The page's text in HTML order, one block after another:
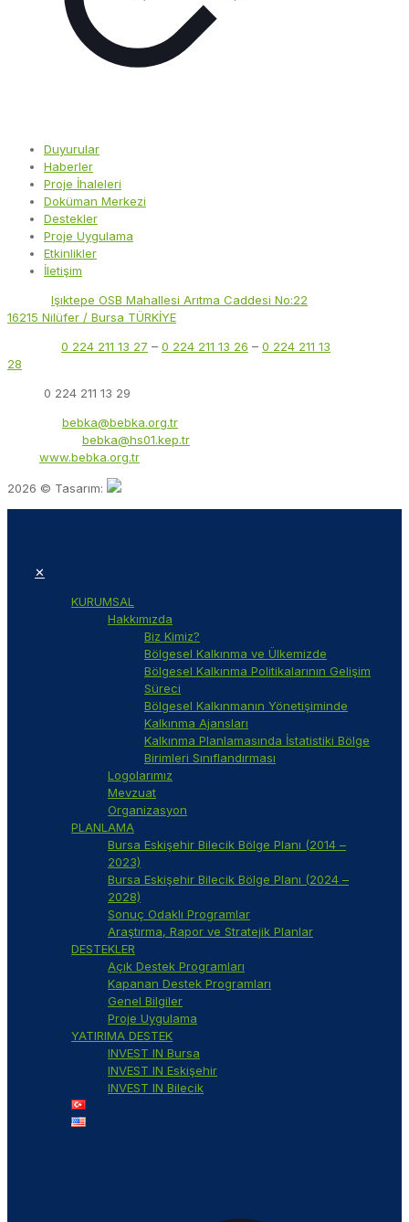
Duyurular
Haberler
Proje İhaleleri
Doküman Merkezi
Destekler
Proje Uygulama
Etkinlikler
İletişim
Işıktepe OSB Mahallesi Arıtma Caddesi No:22
16215 Nilüfer / Bursa TÜRKİYE
0 224 211 13 27 – 0 224 211 13 26 – 0 224 211 13
28
0 224 211 13 29
bebka@bebka.org.tr
bebka@hs01.kep.tr
www.bebka.org.tr
2026 © Tasarım:
✕
KURUMSAL
Hakkımızda
Biz Kimiz?
Bölgesel Kalkınma ve Ülkemizde
Bölgesel Kalkınma Politikalarının Gelişim
Süreci
Bölgesel Kalkınmanın Yönetişiminde
Kalkınma Ajansları
Kalkınma Planlamasında İstatistiki Bölge
Birimleri Sınıflandırması
Logolarımız
Mevzuat
Organizasyon
PLANLAMA
Bursa Eskişehir Bilecik Bölge Planı (2014 –
2023)
Bursa Eskişehir Bilecik Bölge Planı (2024 –
2028)
Sonuç Odaklı Programlar
Araştırma, Rapor ve Stratejik Planlar
DESTEKLER
Açık Destek Programları
Kapanan Destek Programları
Genel Bilgiler
Proje Uygulama
YATIRIMA DESTEK
INVEST IN Bursa
INVEST IN Eskişehir
INVEST IN Bilecik